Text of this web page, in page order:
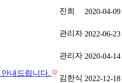
진희 2020-04-09
관리자 2022-06-23
관리자 2020-04-14
내드립니다.
김한식 2022-12-18